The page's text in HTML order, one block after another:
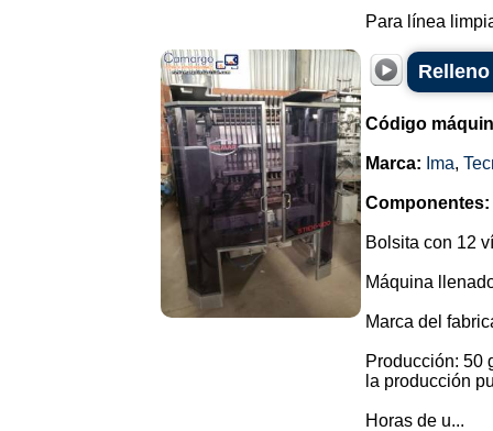
Para línea
Código
Marca: Ima,
Componentes:
Bolsita con 12
Máquina
Marca del
Producción: 50
la producción
Horas de u...